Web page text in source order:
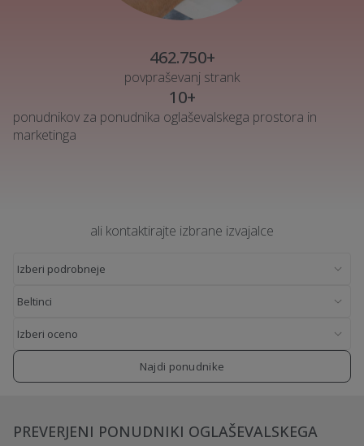
462.750+
povpraševanj strank
10+
ponudnikov za ponudnika oglaševalskega prostora in
marketinga
ali kontaktirajte izbrane izvajalce
Najdi ponudnike
PREVERJENI PONUDNIKI OGLAŠEVALSKEGA